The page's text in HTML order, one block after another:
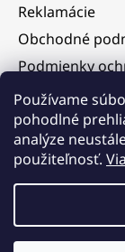
Používame
pohodlné
analýze
použiteľnosť.
dovolenku. V
expedícia však
vybavovanie a
Reklamácie
Obchodné
Podmienky
Služby
Hodnotenie
Blog